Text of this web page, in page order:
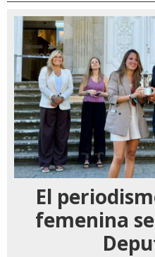
El
femenina